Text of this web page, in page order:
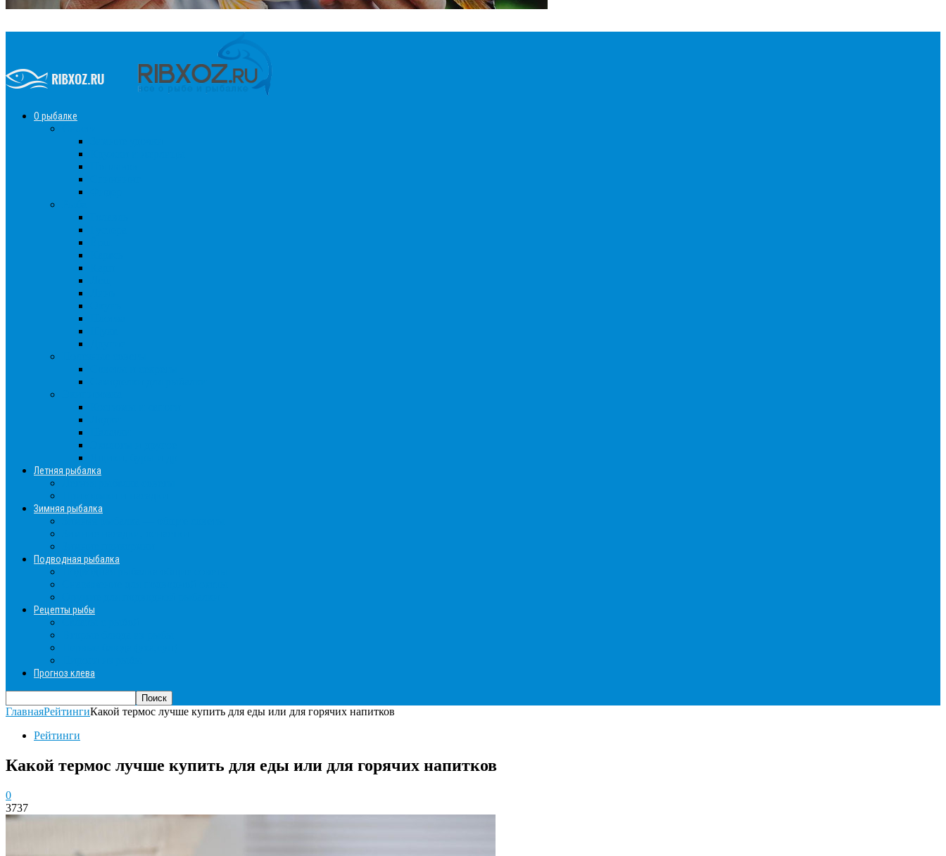
О рыбалке
Летняя рыбалка
Зимняя рыбалка
Подводная рыбалка
Рецепты рыбы
Прогноз клева
ГлавнаяРейтингиКакой термос лучше купить для еды или для горячих напитков
Рейтинги
Какой термос лучше купить для еды или для горячих напитков
0
3737